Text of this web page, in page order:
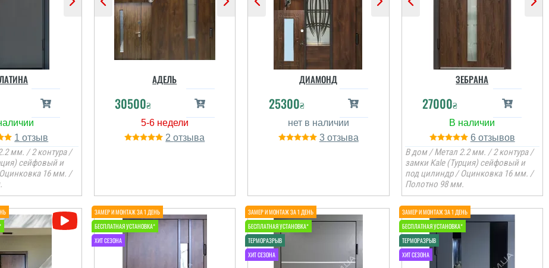
Валентин
на
день,
Дмитро та
позитиві і
доволі
хлопці. ...
вдалось виконати,
зробили все макмалтпо
акуратно та оперативно
враховуючи те, що вікон
ще й нас немає. ...
1
мм. / 2 контура /
сейфовый и
16 мм. /
АДЕЛЬ
30500₴
2
ДИАМОНД
25300₴
3
ЗЕБРАНА
27000₴
6
В дом / Метал 2.2 мм. / 2 контура /
замки Kale (Турция) сейфовый и
под цилиндр / Оцинковка 16 мм. /
Полотно 98 мм.